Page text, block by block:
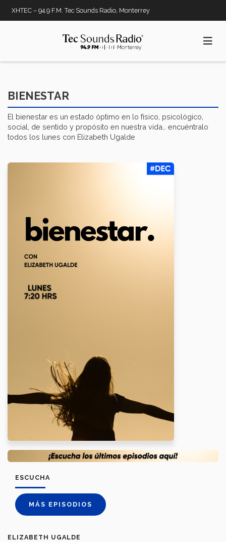
XHTEC – 94.9 F.M. Tec Sounds Radio, Monterrey
BIENESTAR
El bienestar es un estado óptimo en lo físico, psicológico,
social, de sentido y propósito en nuestra vida… encuéntralo
todos los lunes con Elizabeth Ugalde
ESCUCHA
MÁS EPISODIOS
ELIZABETH UGALDE